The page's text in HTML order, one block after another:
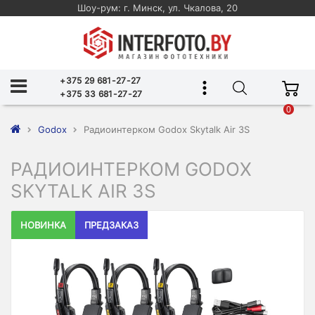
Шоу-рум: г. Минск, ул. Чкалова, 20
+375 29 681-27-27
+375 33 681-27-27
0
Godox Радиоинтерком Godox Skytalk Air 3S
РАДИОИНТЕРКОМ GODOX
SKYTALK AIR 3S
НОВИНКА ПРЕДЗАКАЗ